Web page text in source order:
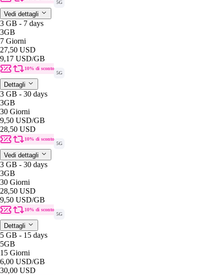
5G
Vedi dettagli
3 GB - 7 days
3GB
7 Giorni
27,50 USD
9,17 USD/GB
10% di sconto
5G
Dettagli
3 GB - 30 days
3GB
30 Giorni
9,50 USD/GB
28,50 USD
10% di sconto
5G
Vedi dettagli
3 GB - 30 days
3GB
30 Giorni
28,50 USD
9,50 USD/GB
10% di sconto
5G
Dettagli
5 GB - 15 days
5GB
15 Giorni
6,00 USD/GB
30,00 USD